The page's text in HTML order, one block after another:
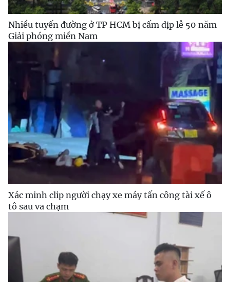
Nhiều tuyến đường ở TP HCM bị cấm dịp lễ 50 năm
Giải phóng miền Nam
Xác minh clip người chạy xe máy tấn công tài xế ô
tô sau va chạm